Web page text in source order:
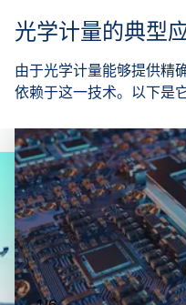
光学计量的典型
由于光学计量能够提供精
依赖于这一技术。以下是